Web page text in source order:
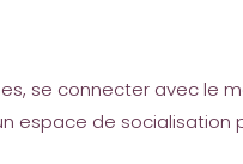
se connecter avec le
de socialisation